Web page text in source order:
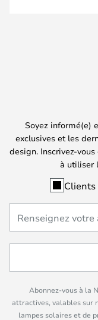
Soyez informé(e)
exclusives et les
design. Inscrivez-vous
à utiliser
Abonnez-vous à la
attractives, valables sur
lampes solaires et de